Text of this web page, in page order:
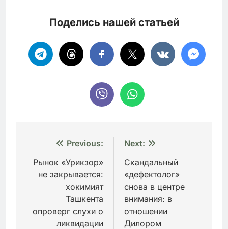
Поделись нашей статьей
Навигация
по
записям
Previous:
Рынок «Урикзор»
не закрывается:
хокимият
Ташкента
опроверг слухи о
ликвидации
Next:
Скандальный
«дефектолог»
снова в центре
внимания: в
отношении
Дилором